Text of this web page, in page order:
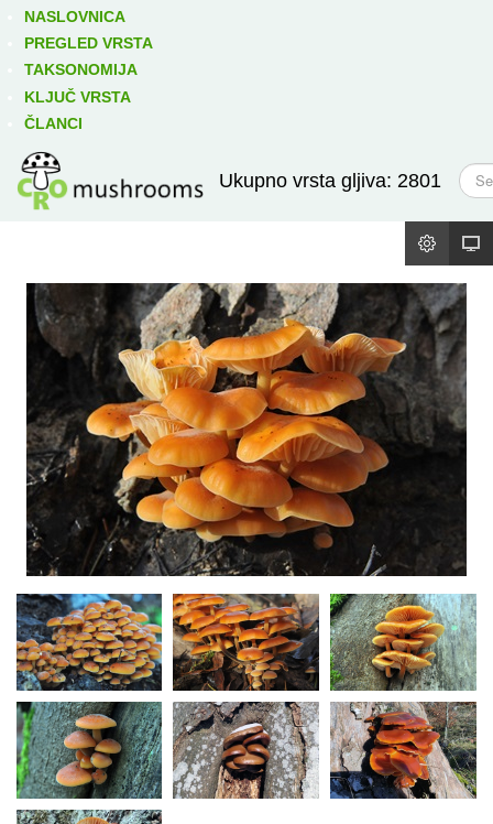
NASLOVNICA
PREGLED VRSTA
TAKSONOMIJA
KLJUČ VRSTA
ČLANCI
Ukupno vrsta gljiva: 2801
T
r
ž
Izravno podređene niže takse: